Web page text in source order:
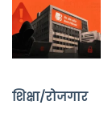
शिक्षा/रोजगार